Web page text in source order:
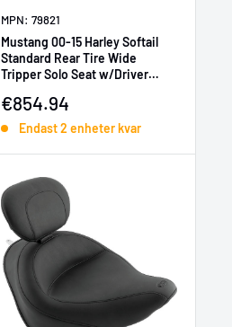
MPN: 79821
Mustang 00-15 Harley Softail
Standard Rear Tire Wide
Tripper Solo Seat w/Driver
Försäljningspris
€854.94
Endast 2 enheter kvar